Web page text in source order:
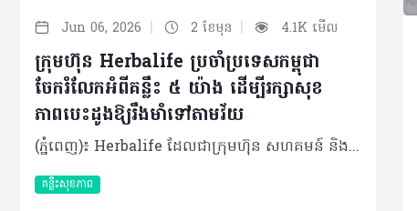
Jun 06, 2026 | 2 ខែមុន | 4.1K មើល
ក្រុមហ៊ុន Herbalife ប្រចាំប្រទេសកម្ពុជា
ចែករំលែកអំពីគន្លឹះ ៥ យ៉ាង ដើម្បីរក្សាសុខ
ភាពបេះដូងឱ្យរឹងមាំទៅតាមវ័យ
(ភ្នំពេញ)៖ Herbalife ដែលជាក្រុមហ៊ុន សហគមន៍ និងវេទិកាភ្ជាប់ទំនាក់ទំនង លំដាប់ថ្នាក់ពិភពលោក ផ្នែកសុខភាព និងសុខុមាលភាពបានចែករំលែកអំពី គន្លឹះ ៥ យ៉ាង ដើម្បីរក្សាសុខភាពបេះដូងឱ្យរឹងមាំទៅតាមវ័យ។ បេះដូងគឺជាសរីរាង្គមួយដែលមានទំហំតូច ប៉ុន្តែមានតួនាទីធំ ដោយវាទទួលខុសត្រូវក្នុងការថែរក្សាអ្នកឱ្យមានជីវិតរស់នៅ និងមានសុខភាពល្អជារៀងរាល់ថ្ងៃ រាល់នាទី និងរាល់វិនាទី។ បេះដូងច្របាច់ និងបញ្ជូនឈាម និងអុកស៊ីសែនទៅកាន់សួត និងរាងកាយរបស់អ្នក ព្រមទាំងកម្ចាត់ឧស្ម័នកាបូនិចចេញពីចរន្តឈាម ដែលមុខងារទាំងនេះគឺជាស្នូលនៃសុខភាពទូទៅរបស់អ្នក។ បេះដូងគឺជាសរីរាង្គដែលងាយរងគ្រោះ ដូចជាជំងឺបេះដូង និងជំងឺដាច់សរសៃឈាមខួរក្បាល ដែលស្ថានភាពទាំងនេះត្រូវបានគេដឹងថាជាឃាតករដ៏ធំបំផុតមួយក្នុងពិភពលោក ដោយបានឆក់យកជីវិតមនុស្សអស់ ១៨.៦ លាននាក់នៅទូទាំងសកលលោកក្នុងមួយឆ្នាំៗ។ អាយុកាន់តែច្រើន ហានិភ័យនៃជំងឺបេះដូងកាន់តែខ្ពស់។ នៅក្នុងប្រទេសអភិវឌ្ឍន៍ • អត្រាអ្នកឈឺបេះដូងកើនឡើងខ្លាំង (លើសពី ១០ ភាគរយ) ចំពោះមនុស្សអាយុចាប់ពី ៧០ ឆ្នាំឡើងទៅ។ ៨០ ភាគរយនៃអ្នកស្លាប់ដោយសារជំងឺបេះដូង គឺជាមនុស្សចាស់ដែលមានអាយុចាប់ពី ៦៥ ឆ្នាំឡើងទៅ។ គន្លឹះស្តីពីសុខភាពបេះដូង និងការឈានចូលវ័យចាស់ដោយមានសុខភាពល្អ នេះគឺជាគន្លឹះល្អៗចំនួន ប្រាំយ៉ាង ដើម្បីឱ្យអ្នកចាប់ផ្តើមដំណើរនេះ សម្រាប់ជីវិតដែលមានសុខភាពល្អប្រសើរជាងមុនទាំងនៅពេលបច្ចុប្បន្ន និងទៅអនាគត។ គន្លឹះទី១៖ ស្វែងយល់ពីហានិភ័យសុខភាពរបស់អ្នក គន្លឹះដំបូងនៃការថែរក្សាសុខភាពបេះដូង គឺការដឹងពីសុខភាពរបស់អ្នកតាមរយៈការទៅជួបគ្រូពេទ្យដើម្បីពិនិត្យសុខភាពឱ្យបានទៀងទាត់។ការពិនិត្យសុខភាពបានជាប់លាប់ជារឿងសំខាន់ខ្លាំងណាស់ ព្រោះសម្ពាធឈាមខ្ពស់ គឺជាកត្តាហានិភ័យចម្បងបំផុតនៃជំងឺសរសៃឈាមបេះដូង ហើយវាត្រូវបានគេចាត់ទុកជា "ឃាតករលាក់មុខ" ដោយសារតែវាមិនបង្ហាញចេញនូវសញ្ញាព្រមាន ឬរោគសញ្ញាអ្វីច្បាស់ៗឡើយ។ហេតុដូច្នេះ ការពិនិត្យសម្ពាធឈាមឱ្យបានទៀងទាត់ គឺជារឿងចាំបាច់បំផុត ព្រោះប្រសិនបើទុកចោលដោយមិនបានពិនិត្យ និងព្យាបាលទាន់ពេលវេលាទេ វានឹងបង្កើនហានិភ័យនៃជំងឺបេះដូង និងជំងឺដាច់សរសៃឈាមខួរក្បាលបាន។ គន្លឹះទី២៖ កាត់បន្ថយទម្លាប់រស់នៅដែលមិនល្អចំពោះសុខភាព ការផ្តាច់បារីជាវិធីដ៏ល្អបំផុតក្នុងការការពារបេះដូង ព្រោះហានិភ័យជំងឺបេះដូងនឹងថយចុះភ្លាមៗបន្ទាប់ពីឈប់ជក់។ ជាទូទៅ ការជក់បារីបំផ្លាញសរសៃឈាមអាកទែឱ្យរួមតូចដោយសារការកកខ្លាញ់ ដែលអាចបង្កជាការឈឺទ្រូងជាសញ្ញាព្រមាន ឬអាចឈានទៅដល់ការគាំងបេះដូង និងដាច់សរសៃឈាមខួរក្បាលដោយមិនដឹងខ្លួន។ ដូច្នេះ អ្នកគួរតែបោះបង់ទម្លាប់មិនល្អក្រវាត់ចោលនូវឧបករណ៍ជក់បារី រួចជំនួសមកវិញនូវផលិតផលជំនួសជាតិនីកូទីន។ ការបោះបង់ចោលទម្លាប់មិនល្អទាំងនេះ នឹងជួយឱ្យរាងកាយទាំងមូលទទួលបានសុខភាពល្អ។ គន្លឹះទី៣៖ រក្សារបបអាហារដែលល្អចំពោះសុខភាពបេះដូង អាហារូបត្ថម្ភដែលល្មមសមរម្យនៃកាឡូរីដែលអ្នកគួរទទួលទាន គួរមានកាបូអ៊ីដ្រាត ៤០ ភាគរយ ប្រូតេអ៊ីន ៣០ ភាគរយ និងខ្លាញ់ល្អ ៣០ ភាគរយ ព្រមទាំងជាតិសរសៃ ២៥ ក្រាម និងទឹកប្រាំបីកែវក្នុងមួយថ្ងៃ។ លើសពីនេះ ការញ៉ាំបន្លែ ផ្លែឈើ និងគ្រាប់ធញ្ញជាតិ នឹងជួយផ្តល់វីតាមីន និងជាតិរ៉ែល្អៗជាច្រើន។ អាហារសម្បូរអូមេហ្គា-៣ ដូចជាត្រីមានជាតិខ្លាញ់ និងគ្រាប់ពូជផ្សេងៗ អាចជួយកាត់បន្ថយហានិភ័យជំងឺបេះដូងផងដែរ។ ត្រីក៏ជាអាហារជំនួសសាច់គោដ៏ល្អដើម្បីចៀសវាងខ្លាញ់ឆ្អែតខ្ពស់ ហើយជាតិអូមេហ្គា-៣ដែលមានក្នុងត្រីក៏ជួយបញ្ចុះកម្រិតកូឡេស្តេរ៉ុល និងទ្រីគ្លីសេរីត ដើម្បីទ្រទ្រង់ប្រព័ន្ធសរសៃឈាមបេះដូងទៀតផង។ គន្លឹះទី៤៖ ធ្វើឱ្យបេះដូងរបស់អ្នកលោតញាប់ ការធ្វើលំហាត់ប្រាណ និងសកម្មភាពរាងកាយទៀងទាត់ផ្តល់ផលប្រយោជន៍ជាច្រើនដោយវាជួយឱ្យសរសៃឈាមសម្រាក និងពង្រីកខ្លួន ធ្វើឱ្យឈាមហូរទៅចិញ្ចឹមបេះដូងបានល្អ។ សកម្មភាពនេះរំញោចការផលិតសារធាតុនីទ្រីកអុកស៊ីតដើម្បីការពារប្រព័ន្ធសរសៃឈាមបេះដូង។ អ្នកគួរតែធ្វើលំហាត់ប្រាណកម្រិតមធ្យមយ៉ាងហោចណាស់ ៣០ នាទីក្នុងមួយថ្ងៃ ហើយបើគ្មានពេលគ្រប់គ្រាន់ទេ អ្នកអាចជំនួសដោយការដើរខ្លីៗមុនពេលធ្វើការ ដូចជាការចតឡានម៉ូតូឱ្យឆ្ងាយពីការិយាល័យ ឬការឈរធ្វើការខ្លះដើម្បីចៀសវាងការអង្គុយយូរៗពេញមួយថ្ងៃ។ គន្លឹះទី៥៖ កាត់បន្ថយកម្រិតស្ត្រេសរបស់អ្នក ទោះបីជាគ្មានការផ្សារភ្ជាប់ផ្ទាល់រវាងភាពស្ត្រេសខ្ពស់ និងជំងឺបេះដូង ប៉ុន្តែស្ត្រេសអាចបង្កហានិភ័យដោយប្រយោល ដូចជាធ្វើឱ្យឡើងសម្ពាធឈាម ធ្វើឱ្យអ្នកញ៉ាំច្រើនហួសប្រមាណ ខ្ជិលមិនធ្វើលំហាត់ប្រាណ ឬធ្វើឱ្យអ្នកជក់បារី។ ស្ត្រេសរ៉ាំរ៉ៃក៏ជម្រុញអរម៉ូនអង់ដ្រេណាលីន និងខទីសូលឱ្យកើនឡើង ដែលនាំឱ្យប្រឈមនឹងការគាំងបេះដូងផងដែរ។ ហេតុនេះ អ្នកគួរតែចំណាយពេលសម្រាក និងធ្វើអ្វីដែលសប្បាយចិត្ត ព្រោះមនុស្សដែលអាចគ្រប់គ្រងស្ត្រេសឱ្យនៅកម្រិតទាបបាន តែងមានទំនោរចង់ហាត់ប្រាណ និងមានចំណង់ញ៉ាំអាហារដែលមានសុខភាពល្អ។ ការអនុវត្តរបៀបរស់នៅសកម្ម និងមានសុខភាពល្អចាប់ពីពេលនេះតទៅ គឺជារឿងចាំបាច់បំផុតដើម្បីការពារជំងឺបេះដូង និងរក្សាបេះដូងឱ្យរឹងមាំទៅថ្ងៃអនាគត។ អំពីក្រុមហ៊ុន Herbalife ក្រុមហ៊ុន Herbalife (NYSE: HLF) គឺជាក្រុមហ៊ុនសុខភាព និងសុខុមាលភាពឈានមុខគេ និងជាសហគមន៍ដែលកំពុងផ្លាស់ប្តូរជីវិតរបស់មនុស្សជាមួយនឹងផលិតផលអាហារូបត្ថម្ភដ៏អស្ចារ្យ និងជាឱកាសអាជីវកម្មសម្រាប់សមាជិកឯករាជ្យ​របស់ខ្លួនចាប់តាំងពីឆ្នាំ 1980។ ក្រុមហ៊ុនផ្តល់ជូននូវផលិតផលដែលគាំទ្រដោយវិទ្យាសាស្រ្តដល់អ្នកប្រើប្រាស់នៅក្នុងទីផ្សារជាង 90។ តាមរយៈសមាជិកឯករាជ្យដែលផ្តល់ជូននូវការបណ្តុះបណ្តាលមួយទល់មួយ និងផ្តល់ការគាំទ្រសហគមន៍ដោយបំផុសគំនិតឱ្យអតិថិជនប្រកាន់ខ្ជាប់នូវរបៀបរស់នៅដែលមានភាពសកម្ម។
គន្លឹះសុខភាព